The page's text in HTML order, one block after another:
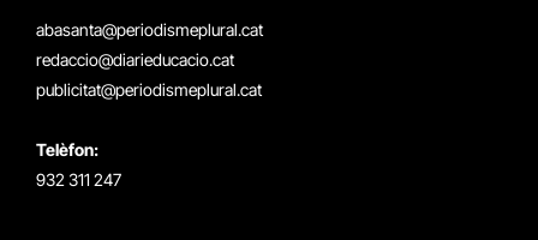
abasanta@periodismeplural.cat
redaccio@diarieducacio.cat
publicitat@periodismeplural.cat
Telèfon:
932 311 247